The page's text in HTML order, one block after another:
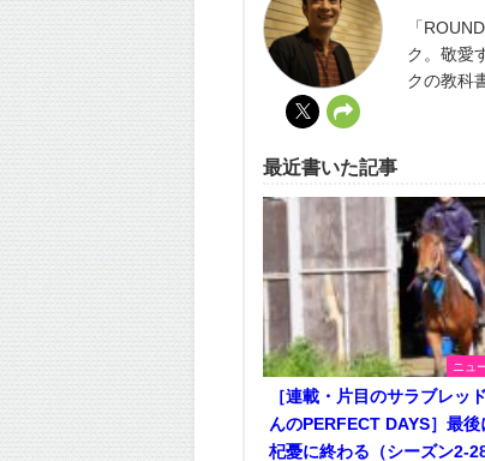
「
ク。敬愛
クの教科
最近書いた記事
ニュ
［連載・片目のサラブレッ
んのPERFECT DAYS］最後
杞憂に終わる（シーズン2-28